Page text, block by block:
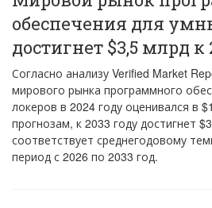
обеспечения для
достигнет $3,5 млрд к
Согласно анализу Verified Market
мирового рынка программного
локеров в 2024 году оценивался в
прогнозам, к 2033 году достигнет
соответствует среднегодовому
период с 2026 по 2033 год.